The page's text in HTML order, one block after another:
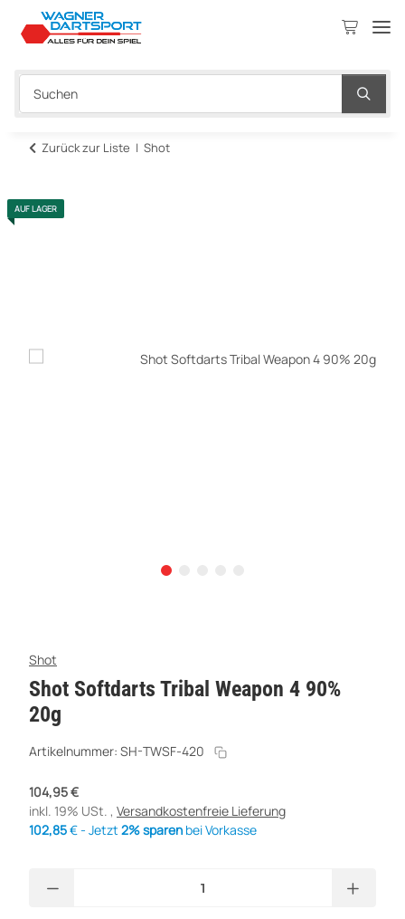
Zurück zur Liste Shot
AUF LAGER
Shot
Shot Softdarts Tribal Weapon 4 90%
20g
Artikelnummer: SH-TWSF-420
104,95 €
inkl. 19% USt. , Versandkostenfreie Lieferung
102,85€ - Jetzt 2% sparen bei Vorkasse